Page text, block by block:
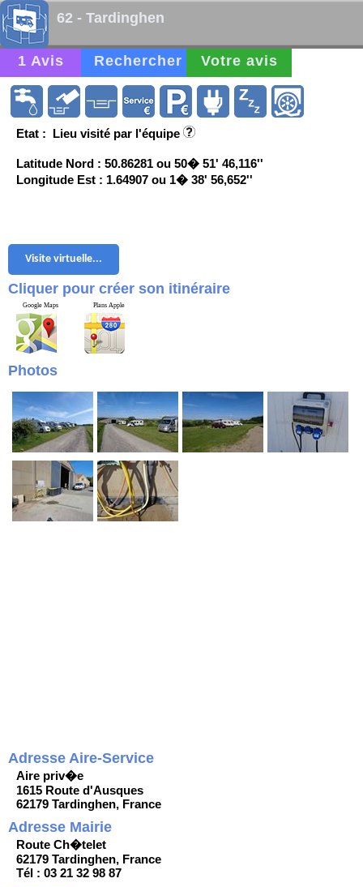
62 - Tardinghen
1 Avis Rechercher Votre avis
Etat : Lieu visité par l'équipe
Latitude Nord : 50.86281 ou 50� 51' 46,116''
Longitude Est : 1.64907 ou 1� 38' 56,652''
Visite virtuelle...
Cliquer pour créer son itinéraire
Google Maps Plans Apple
Photos
Adresse Aire-Service
Aire priv�e
1615 Route d'Ausques
62179 Tardinghen, France
Adresse Mairie
Route Ch�telet
62179 Tardinghen, France
Tél : 03 21 32 98 87